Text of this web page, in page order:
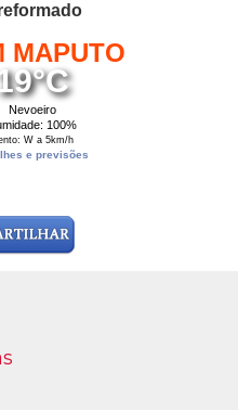
MAPUTO
19°C
Nevoeiro
100%
W a 5km/h
e previsões